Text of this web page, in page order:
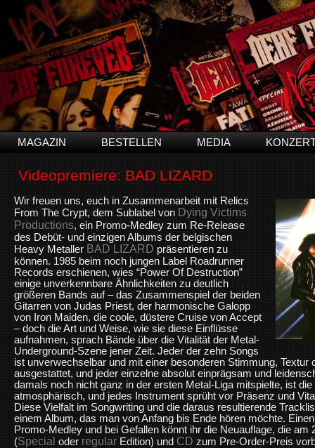
MAGAZIN BESTELLEN MEDIA
Videopremiere: BAD LIZARD
Wir freuen uns, euch in Zusammenarbeit mit Relics
From The Crypt, dem Sublabel von Dying Victims
Productions, ein Promo-Medley zum Re-Release
des Debüt- und einzigen Albums der belgischen
Heavy Metaller BAD LIZARD präsentieren zu
können. 1985 beim noch jungen Label Roadrunner
Records erschienen, wies “Power Of Destruction”
einige unverkennbare Ähnlichkeiten zu deutlich
größeren Bands auf – das Zusammenspiel der beiden
Gitarren von Judas Priest, der harmonische Galopp
von Iron Maiden, die coole, düstere Cruise von Accept
– doch die Art und Weise, wie sie diese Einflüsse
aufnahmen, sprach Bände über die Vitalität der Metal-
Underground-Szene jener Zeit. Jeder der zehn Songs
ist unverwechselbar und mit einer besonderen Stimmung, Textur
ausgestattet, und jeder einzelne absolut einprägsam und
damals noch nicht ganz in der ersten Metal-Liga mitspielte, ist
atmosphärisch, und jedes Instrument sprüht vor Präsenz und
Diese Vielfalt im Songwriting und die daraus resultierende
einem Album, das man von Anfang bis Ende hören möchte.
Promo-Medley und bei Gefallen könnt ihr die Neuauflage, die am
(Special oder regular Edition) und CD zum Pre-Order-Preis